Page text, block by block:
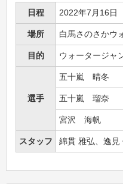
日程
2022年7月16日
場所 白馬さのさかウ
目的 ウォータージャ
選手
五十嵐 晴冬
五十嵐 瑠奈
宮沢 海帆
スタッフ 綿貫 雅弘、逸見